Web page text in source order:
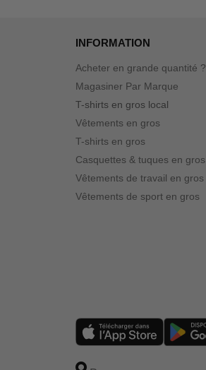
INFORMATION
Acheter en grande quantité ?
Magasiner Par Marque
T-shirts en gros local
Vêtements en gros
T-shirts en gros
Casquettes & tuques en gros
Vêtements de travail en gros
Vêtements de sport en gros